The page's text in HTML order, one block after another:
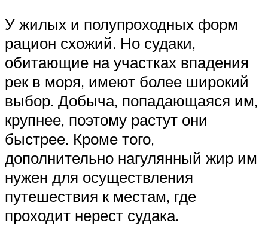
У жилых и полупроходных форм
рацион схожий. Но судаки,
обитающие на участках впадения
рек в моря, имеют более широкий
выбор. Добыча, попадающаяся им,
крупнее, поэтому растут они
быстрее. Кроме того,
дополнительно нагулянный жир им
нужен для осуществления
путешествия к местам, где
проходит нерест судака.